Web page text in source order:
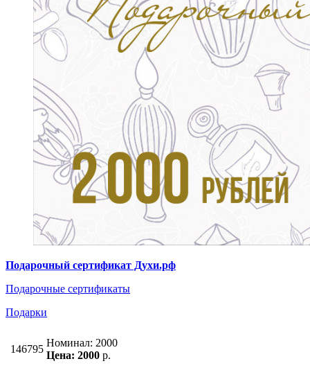
Подарочный сертификат Духи.рф
Подарочные сертификаты
Подарки
146795
Номинал: 2000
Цена: 2000 р.